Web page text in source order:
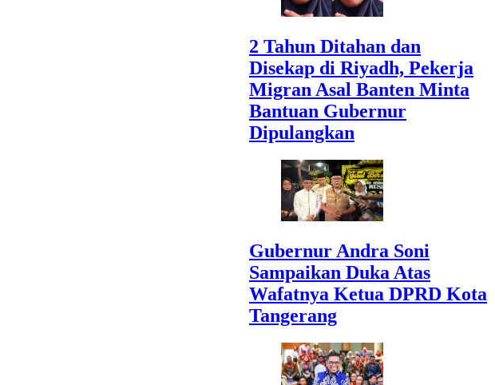
2 Tahun Ditahan dan
Disekap di Riyadh, Pekerja
Migran Asal Banten Minta
Bantuan Gubernur
Dipulangkan
Gubernur Andra Soni
Sampaikan Duka Atas
Wafatnya Ketua DPRD Kota
Tangerang